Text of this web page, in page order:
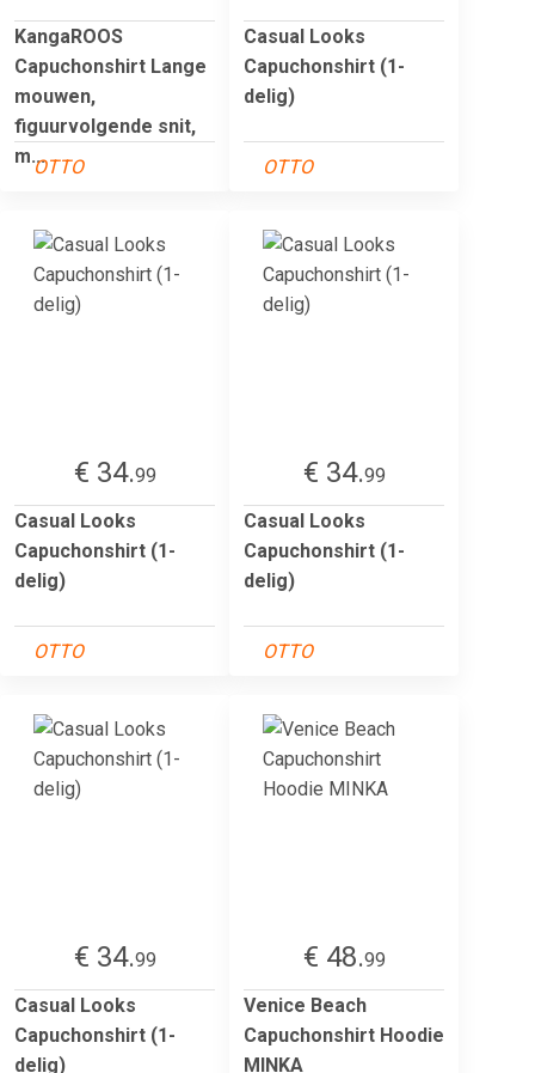
KangaROOS
Capuchonshirt Lange
mouwen,
figuurvolgende snit,
m...OTTO
Casual Looks
Capuchonshirt (1-
delig)
OTTO
€ 34.99
Casual Looks
Capuchonshirt (1-
delig)
OTTO
€ 34.99
Casual Looks
Capuchonshirt (1-
delig)
OTTO
€ 34.99
Casual Looks
Capuchonshirt (1-
delig)
€ 48.99
Venice Beach
Capuchonshirt Hoodie
MINKA